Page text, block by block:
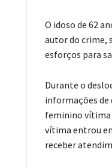
O idoso de 62
autor do crime,
esforços para
Durante o
informações de
feminino vítima
vítima entrou
receber